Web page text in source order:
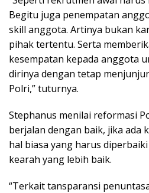
Begitu juga penempatan
skill anggota. Artinya bukan
pihak tertentu. Serta
kesempatan kepada anggota
dirinya dengan tetap
Polri,” tuturnya.
Stephanus menilai reformasi
berjalan dengan baik, jika ada
hal biasa yang harus
kearah yang lebih baik.
“Terkait tansparansi